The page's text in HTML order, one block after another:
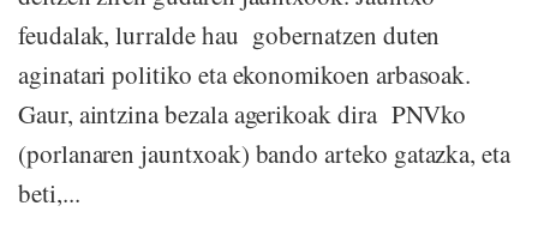
feudalak, lurralde hau gobernatzen duten
aginatari politiko eta ekonomikoen arbasoak.
Gaur, aintzina bezala agerikoak dira PNVko
(porlanaren jauntxoak) bando arteko gatazka, eta
beti,...